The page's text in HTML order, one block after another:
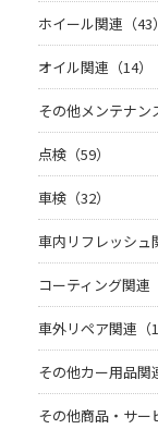
ホイール関連（43）
オイル関連（14）
その他メンテナン
点検（59）
車検（32）
車内リフレッシュ
コーティング関連
車外リペア関連（
その他カー用品関
その他商品・サー